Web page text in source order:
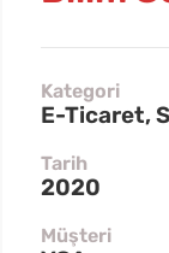
Kategori
E-Ticaret,
Tarih
2020
Müşteri